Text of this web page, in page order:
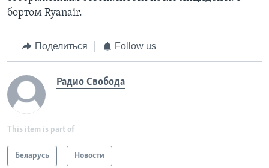
бортом Ryanair.
Поделиться Follow us
Радио Свобода
This item is part of
Беларусь Новости